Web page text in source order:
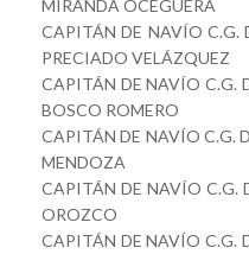
MIRANDA OCEGUERA
CAPITÁN DE NAVÍO
PRECIADO VELÁZQUEZ
CAPITÁN DE NAVÍO
BOSCO ROMERO
CAPITÁN DE NAVÍO
MENDOZA
CAPITÁN DE NAVÍO
OROZCO
CAPITÁN DE NAVÍO